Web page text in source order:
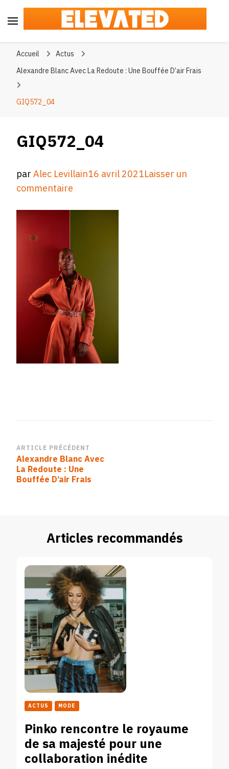
Accueil
Actus
Alexandre Blanc Avec La Redoute : Une Bouffée D’air Frais
GIQ572_04
GIQ572_04
parAlec Levillain16 avril 2021Laisser un
commentaire
Navigation
d’article
ARTICLE PRÉCÉDENT
Alexandre Blanc Avec
La Redoute : Une
Bouffée D’air Frais
Articles recommandés
ACTUS MODE
Pinko rencontre le royaume
de sa majesté pour une
collaboration inédite